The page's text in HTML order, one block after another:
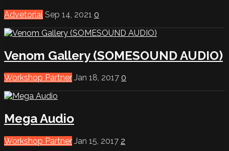
Advetorial Sep 14, 2021 0
Venom Gallery (SOMESOUND AUDIO)
Workshop Partner Jan 18, 2017 0
Mega Audio
Workshop Partner Jan 15, 2017 2